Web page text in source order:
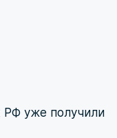
РФ уже получили